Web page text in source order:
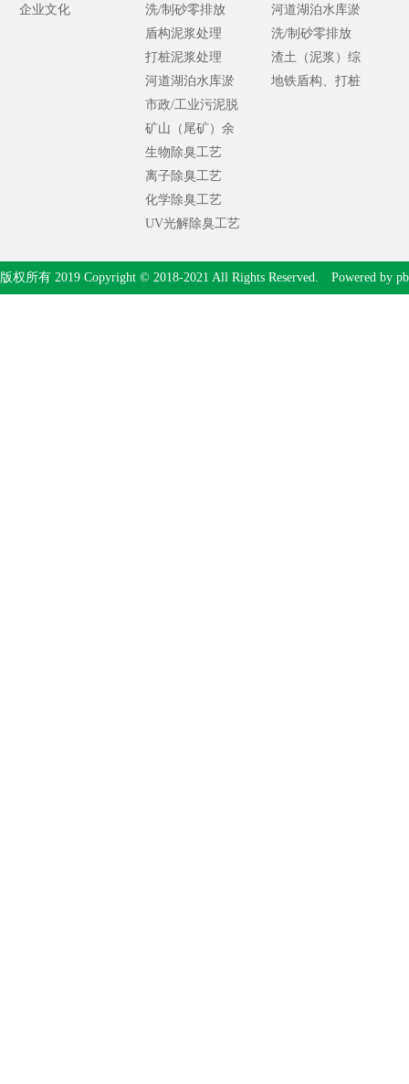
企业文化 源化处理
洗/制砂零排放
盾构泥浆处理
打桩泥浆处理
河道湖泊水库淤
泥处理
市政/工业污泥脱
水处理
矿山（尾矿）余
泥处理
生物除臭工艺
离子除臭工艺
化学除臭工艺
UV光解除臭工艺
水处理
河道湖泊水库淤
泥处理
洗/制砂零排放
渣土（泥浆）综
合处理
地铁盾构、打桩
版权所有 2019 Copyright © 2018-2021 All Rights Reserved. Powered by